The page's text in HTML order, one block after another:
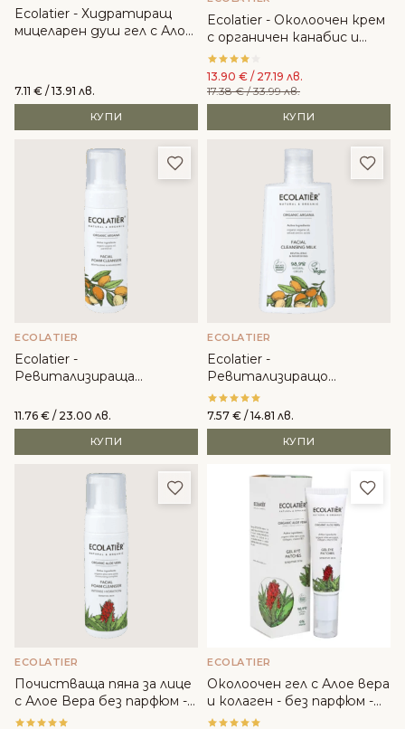
Ecolatier - Хидратиращ
мицеларен душ гел с Алое
7.11 € / 13.91 лв.
КУПИ
Ecolatier - Околоочен крем
с органичен канабис и
хиалурон
13.90 € / 27.19 лв.
17.38€/ 33.99 лв.
КУПИ
Добави в любими
ECOLATIER
Ecolatier -
Ревитализираща
органичен арган и
пантенол
11.76 € / 23.00 лв.
КУПИ
ECOLATIER
Ecolatier -
Ревитализиращо
почистващо мляко с
органичен арган
7.57 € / 14.81 лв.
КУПИ
Добави в любими
ECOLATIER
Почистваща пяна за лице
с Алое Вера без парфюм -
ECOLATIER
ECOLATIER
Околоочен гел с Алое вера
и колаген - без парфюм -
ECOLATIER